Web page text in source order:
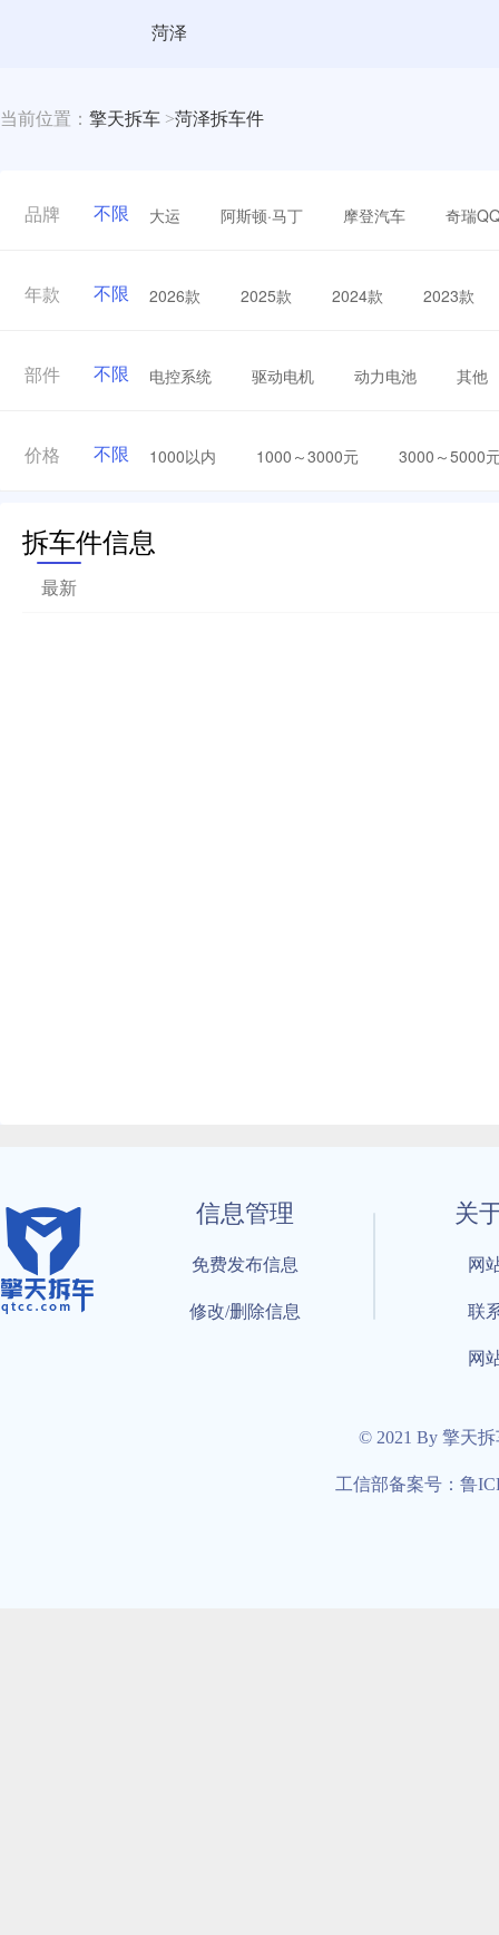
菏泽
当前位置： 擎天拆车 >菏泽拆车件
品牌 不限 大运 阿斯顿·马丁 摩登汽车 奇瑞
年款 不限 2026款 2025款 2024款 2023款
部件 不限 电控系统 驱动电机 动力电池 其他
价格 不限 1000以内 1000～3000元 3000～5000
拆车件信息
最新
信息管理
免费发布信息
修改/删除信息
关
网
联
网
© 2021 By 擎天
工信部备案号：鲁